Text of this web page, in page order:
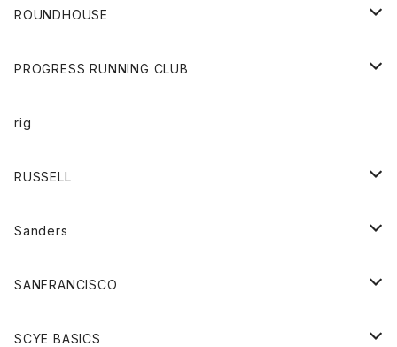
カーディガン
ニット
ベスト
ショートパンツ
パンツ
レディース
カットソー
コート
ボトム
ROUNDHOUSE
エプロン
キッズ
オーバーオール
ボトム
ペインターパンツ
PROGRESS RUNNING CLUB
トップス
Tシャツ
グッズ
帽子
rig
RUSSELL
アウター
コート
パーカー
スカート
Tシャツ
Sanders
グッズ
靴
SANFRANCISCO
アウター
SCYE BASICS